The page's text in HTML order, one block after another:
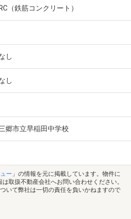
RC（鉄筋コンクリート）
し
し
郷市立早稲田中学校
ー 」の情報を元に掲載しています。物件に
取扱不動産会社へお問い合わせください。
いて弊社は一切の責任を負いかねますので